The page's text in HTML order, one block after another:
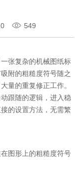
549
张复杂的机械图纸标
附的粗糙度符号随之
量的重复修正工作。
跟随的逻辑，进入稳
的设置方法，无需繁
图形上的粗糙度符号